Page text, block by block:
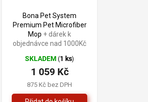
Bona Pet System
Premium Pet Microfiber
Mop + dárek k
objednávce nad 1000Kč
SKLADEM(1 ks)
875 Kč bez DPH
1 059 Kč